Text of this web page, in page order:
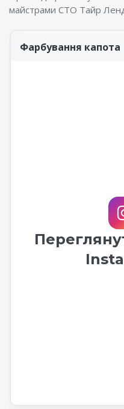
майстрами СТО Тайр
Фарбування капота